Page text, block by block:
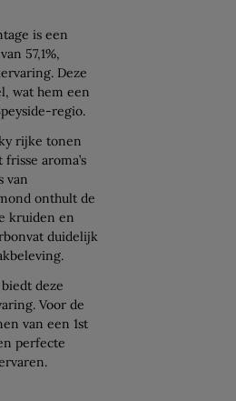
is een
57,1%,
Deze
wat hem een
regio.
rijke tonen
aroma’s
van
onthult de
kruiden en
duidelijk
deze
Voor de
van een 1st
perfecte